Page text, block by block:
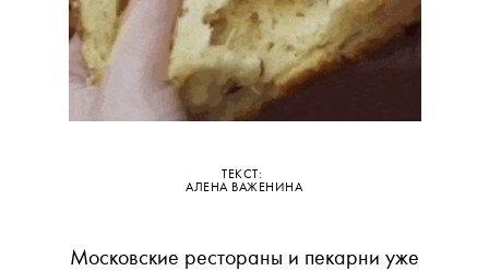
ТЕКСТ:
АЛЕНА ВАЖЕНИНА
Московские рестораны и пекарни уже